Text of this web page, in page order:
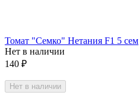
Томат "Семко" Нетания F1 5 сем
Нет в наличии
140 ₽
Нет в наличии